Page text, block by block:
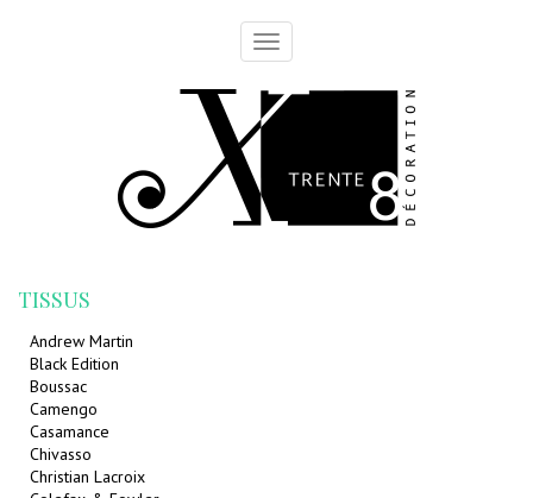
Toggle
TISSUS
Andrew Martin
Black Edition
Boussac
Camengo
Casamance
Chivasso
Christian Lacroix